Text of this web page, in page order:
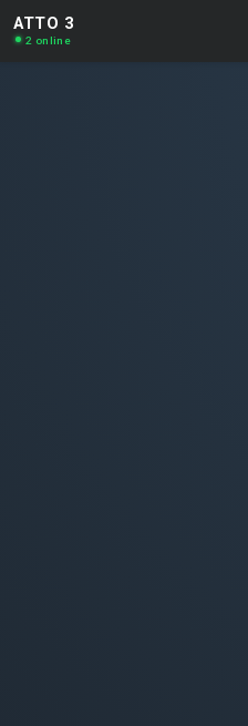
ATTO 3
2 online